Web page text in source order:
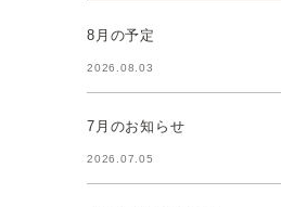
8月の予定
2026.08.03
7月のお知らせ
2026.07.05